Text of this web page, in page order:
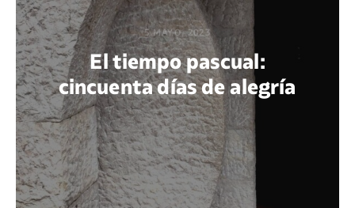
5 MAYO, 2023
El tiempo pascual:
cincuenta días de alegría
POR ERNESTO CAMARENA